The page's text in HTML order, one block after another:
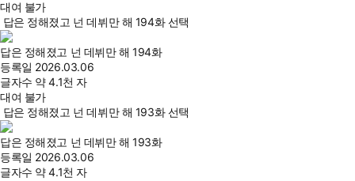
대여 불가
답은 정해졌고 넌 데뷔만 해 194화 선택
답은 정해졌고 넌 데뷔만 해 194화
등록일 2026.03.06
글자수 약 4.1천 자
대여 불가
답은 정해졌고 넌 데뷔만 해 193화 선택
답은 정해졌고 넌 데뷔만 해 193화
등록일 2026.03.06
글자수 약 4.1천 자